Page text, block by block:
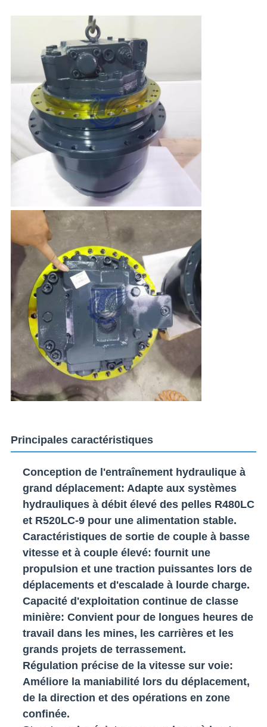
Principales caractéristiques
Conception de l'entraînement hydraulique à
grand déplacement: Adapte aux systèmes
hydrauliques à débit élevé des pelles R480LC
et R520LC-9 pour une alimentation stable.
Caractéristiques de sortie de couple à basse
vitesse et à couple élevé: fournit une
propulsion et une traction puissantes lors de
déplacements et d'escalade à lourde charge.
Capacité d'exploitation continue de classe
minière: Convient pour de longues heures de
travail dans les mines, les carrières et les
grands projets de terrassement.
Régulation précise de la vitesse sur voie:
Améliore la maniabilité lors du déplacement,
de la direction et des opérations en zone
confinée.